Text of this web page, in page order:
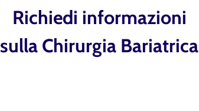
Richiedi informazioni
sulla Chirurgia Bariatrica